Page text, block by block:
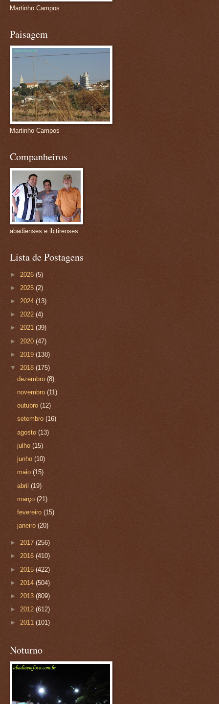
Martinho Campos
Paisagem
Martinho Campos
Companheiros
abadienses e ibitirenses
Lista de Postagens
► 2026 (5)
► 2025 (2)
► 2024 (13)
► 2022 (4)
► 2021 (39)
► 2020 (47)
► 2019 (138)
▼ 2018 (175)
dezembro(8)
novembro(11)
outubro(12)
setembro(16)
agosto(13)
julho(15)
junho(10)
maio(15)
abril(19)
março(21)
fevereiro(15)
janeiro(20)
► 2017 (256)
► 2016 (410)
► 2015 (422)
► 2014 (504)
► 2013 (809)
► 2012 (612)
► 2011 (101)
Noturno